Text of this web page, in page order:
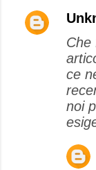
Che
ce
noi